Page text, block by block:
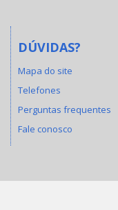
DÚVIDAS?
Mapa do site
Telefones
Perguntas frequentes
Fale conosco